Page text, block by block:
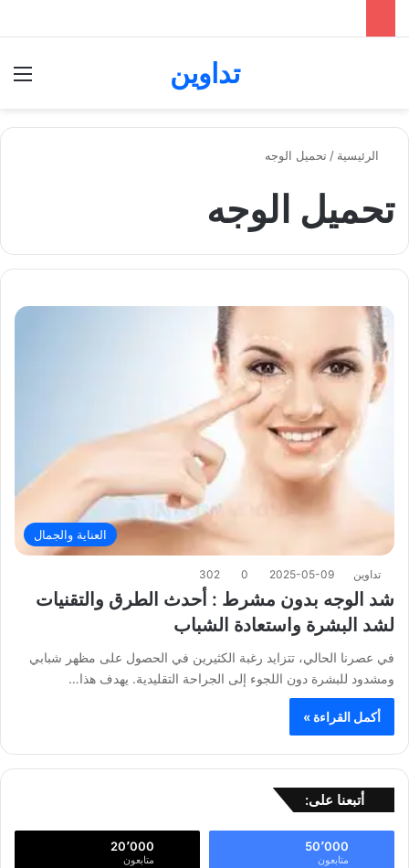
تداوين
الرئيسية / تحميل الوجه
تحميل الوجه
العناية والجمال
تداوين 2025-05-09
0
302
شد الوجه بدون مشرط : أحدث الطرق والتقنيات
لشد البشرة واستعادة الشباب
في عصرنا الحالي، تتزايد رغبة الكثيرين في الحصول على مظهر شبابي
ومشدود للبشرة دون اللجوء إلى الجراحة التقليدية. يهدف هذا…
أكمل القراءة »
أتبعنا على:
50٬000
متابعون
20٬000
متابعون